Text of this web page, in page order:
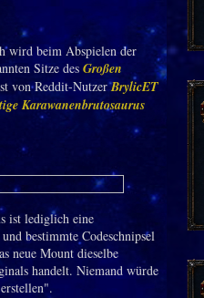
wird beim Abspielen der
Sitze des Großen
von Reddit-NutzerBrylicET
Karawanenbrutosaurus
ist lediglich eine
bestimmte Codeschnipsel
neue Mount dieselbe
handelt. Niemand würde